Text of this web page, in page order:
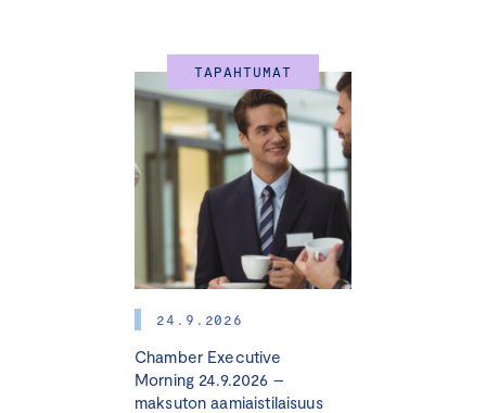
TAPAHTUMAT
24.9.2026
Chamber Executive
Morning 24.9.2026 –
maksuton aamiaistilaisuus